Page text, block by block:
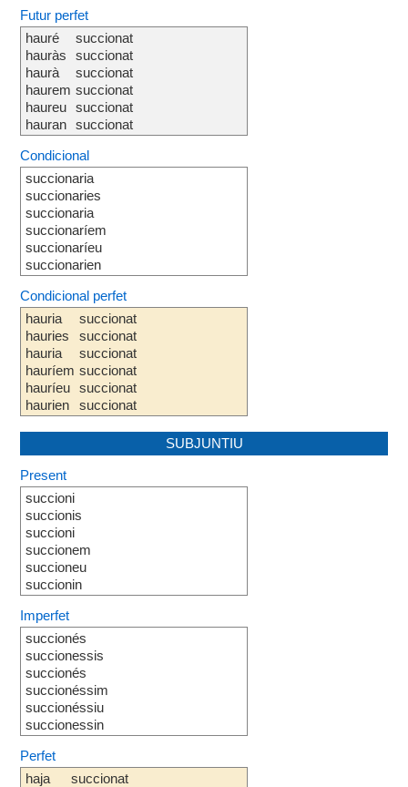
Futur perfet
hauré
hauràs
haurà
haurem
haureu
hauran
succionat
succionat
succionat
succionat
succionat
succionat
Condicional
succionaria
succionaries
succionaria
succionaríem
succionaríeu
succionarien
Condicional perfet
hauria
hauries
hauria
hauríem
hauríeu
haurien
succionat
succionat
succionat
succionat
succionat
succionat
SUBJUNTIU
Present
succioni
succionis
succioni
succionem
succioneu
succionin
Imperfet
succionés
succionessis
succionés
succionéssim
succionéssiu
succionessin
Perfet
haja
succionat